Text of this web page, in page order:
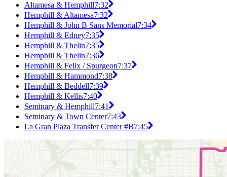
Altamesa & Hemphill7:32
Hemphill & Altamesa7:32
Hemphill & John B Sans Memorial7:34
Hemphill & Edney7:35
Hemphill & Thelin7:35
Hemphill & Thelin7:36
Hemphill & Felix / Spurgeon7:37
Hemphill & Hammond7:38
Hemphill & Beddell7:39
Hemphill & Kellis7:40
Seminary & Hemphill7:41
Seminary & Town Center7:43
La Gran Plaza Transfer Center #B7:45